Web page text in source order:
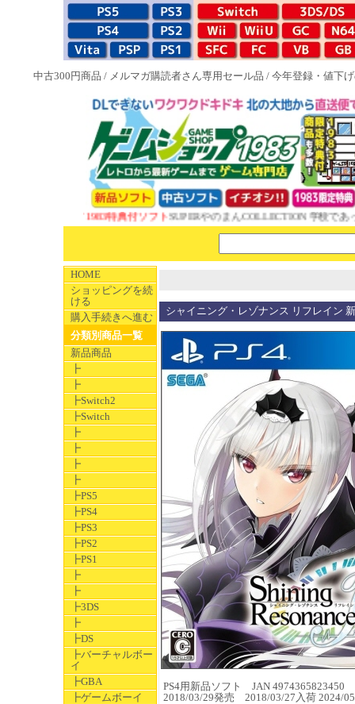
中古300円商品 / メルマガ購読者さん専用セール品 / 今年登録・値下
NEW 1983特典付ソフトSUPERやのまんCOLLECTION 学校であった
HOME
ショッピングを続
ける
購入手続きへ進む
分類別商品一覧
新品商品
┣
┣
┣Switch2
┣Switch
┣
┣
┣
┣
┣PS5
┣PS4
┣PS3
┣PS2
┣PS1
┣
┣
┣3DS
┣
┣DS
┣バーチャルボー
イ
┣GBA
┣ゲームボーイ
シャイニング・レゾナンス リフレイン
PS4用新品ソフト JAN 4974365823450
2018/03/29発売 2018/03/27入荷 2024/